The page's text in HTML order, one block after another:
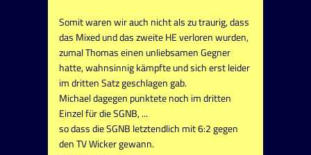
Somit waren wir auch nicht als zu traurig, dass
das Mixed und das zweite HE verloren wurden,
zumal Thomas einen unliebsamen Gegner
hatte, wahnsinnig kämpfte und sich erst leider
im dritten Satz geschlagen gab.
Michael dagegen punktete noch im dritten
Einzel für die SGNB, ...
so dass die SGNB letztendlich mit 6:2 gegen
den TV Wicker gewann.